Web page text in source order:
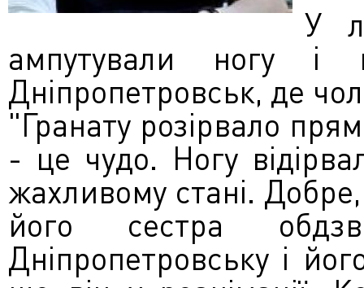
У
ампутували ногу і
Дніпропетровськ, де
"Гранату розірвало
- це чудо. Ногу
жахливому стані.
його сестра
Дніпропетровську і